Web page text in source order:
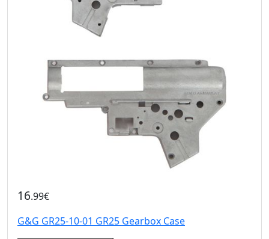
16.99€
G&G GR25-10-01 GR25 Gearbox Case